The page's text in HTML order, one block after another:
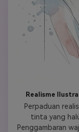
Realisme
Perpaduan
tinta yang
Penggambaran